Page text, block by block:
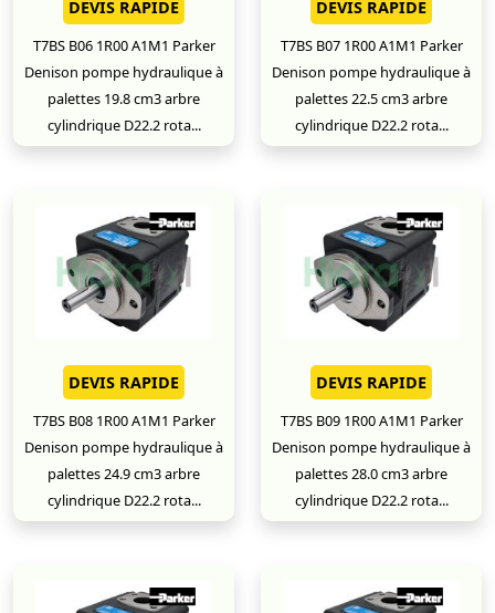
DEVIS RAPIDE
T7BS B06 1R00 A1M1 Parker
Denison pompe hydraulique à
palettes 19.8 cm3 arbre
cylindrique D22.2 rota...
DEVIS RAPIDE
T7BS B07 1R00 A1M1 Parker
Denison pompe hydraulique à
palettes 22.5 cm3 arbre
cylindrique D22.2 rota...
DEVIS RAPIDE
T7BS B08 1R00 A1M1 Parker
Denison pompe hydraulique à
palettes 24.9 cm3 arbre
cylindrique D22.2 rota...
DEVIS RAPIDE
T7BS B09 1R00 A1M1 Parker
Denison pompe hydraulique à
palettes 28.0 cm3 arbre
cylindrique D22.2 rota...